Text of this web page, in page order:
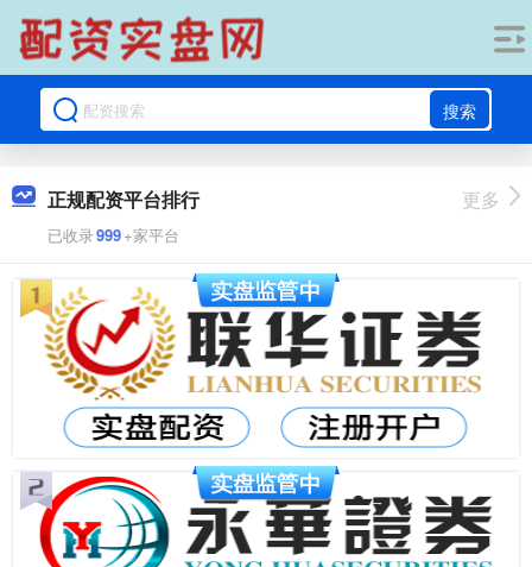
搜索
正规配资平台排行
已收录999+家平台
更多